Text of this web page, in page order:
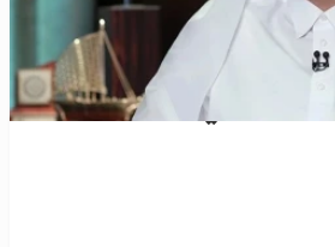
السوري يستحق حياة